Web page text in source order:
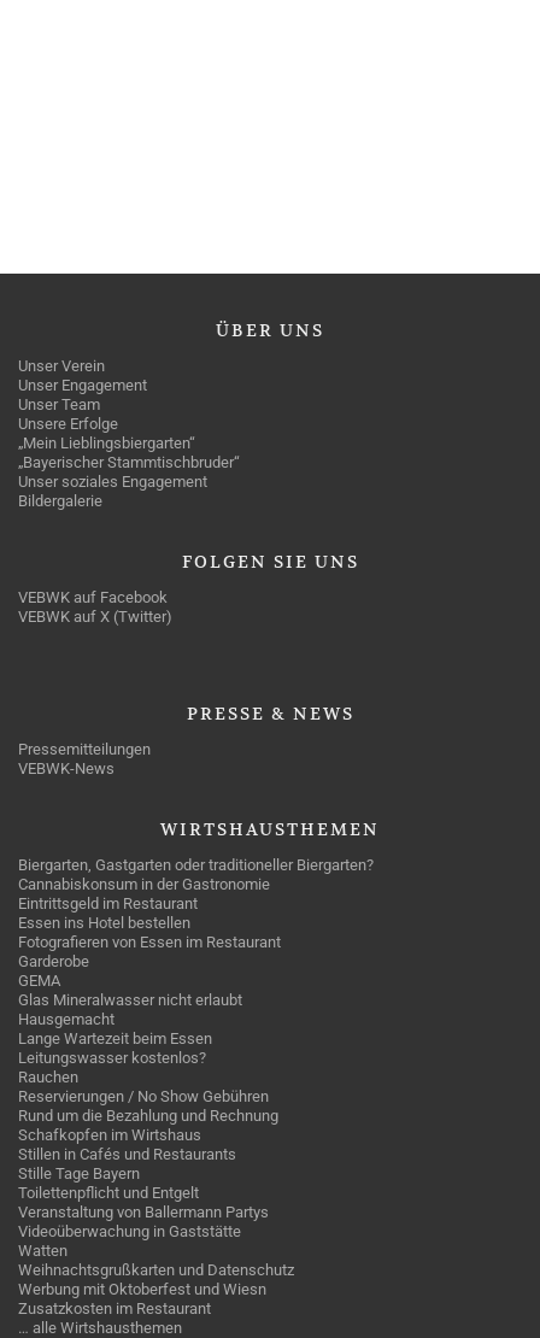
ÜBER UNS
Unser Verein
Unser Engagement
Unser Team
Unsere Erfolge
„Mein Lieblingsbiergarten“
„Bayerischer Stammtischbruder“
Unser soziales Engagement
Bildergalerie
FOLGEN SIE UNS
VEBWK auf Facebook
VEBWK auf X (Twitter)
PRESSE & NEWS
Pressemitteilungen
VEBWK-News
WIRTSHAUSTHEMEN
Biergarten, Gastgarten oder traditioneller Biergarten?
Cannabiskonsum in der Gastronomie
Eintrittsgeld im Restaurant
Essen ins Hotel bestellen
Fotografieren von Essen im Restaurant
Garderobe
GEMA
Glas Mineralwasser nicht erlaubt
Hausgemacht
Lange Wartezeit beim Essen
Leitungswasser kostenlos?
Rauchen
Reservierungen / No Show Gebühren
Rund um die Bezahlung und Rechnung
Schafkopfen im Wirtshaus
Stillen in Cafés und Restaurants
Stille Tage Bayern
Toilettenpflicht und Entgelt
Veranstaltung von Ballermann Partys
Videoüberwachung in Gaststätte
Watten
Weihnachtsgrußkarten und Datenschutz
Werbung mit Oktoberfest und Wiesn
Zusatzkosten im Restaurant
… alle Wirtshausthemen